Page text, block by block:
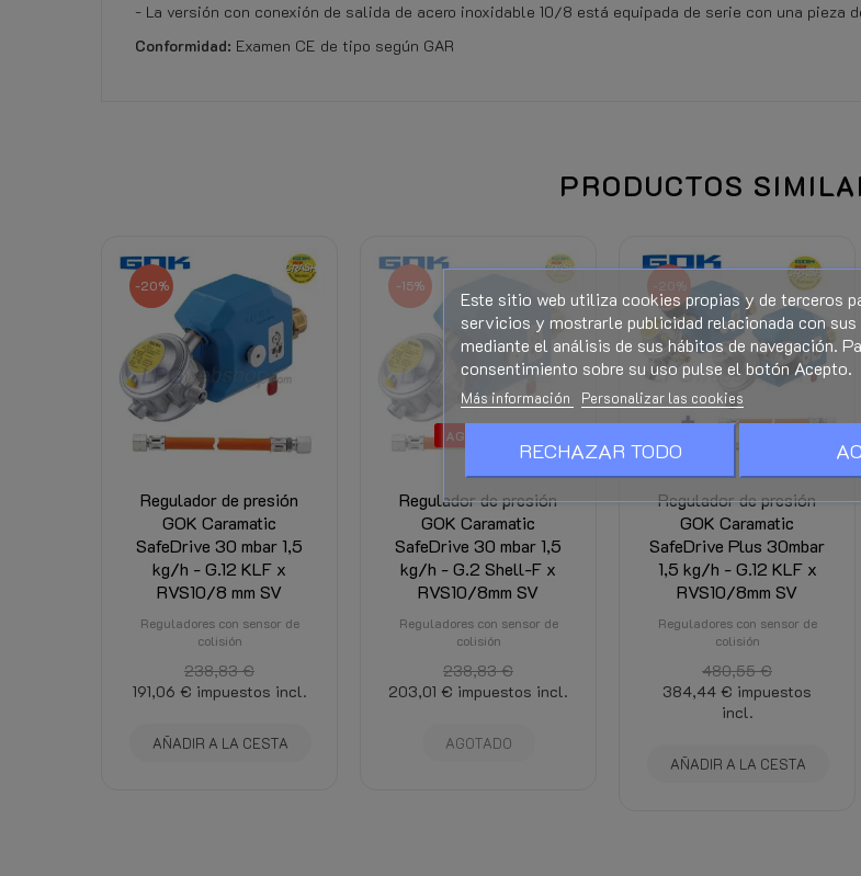
- La versión con conexión de salida de acero inoxidable 10/8 está equipada de serie con una pieza
Conformidad: Examen CE de tipo según GAR
Derecho de retiro
Al conectar
o de
El derecho de
Descargas Manuales y
Productos relacionados Ver la parte
Costos de envío
Se calcula
y los
PRODUCTOS
-20%
Regulador de presión
GOK Caramatic
SafeDrive 30 mbar 1,5
kg/h - G.12 KLF x
RVS10/8 mm SV
Reguladores con sensor de
colisión
238,83 €
191,06 € impuestos incl.
AÑADIR A LA CESTA
AGOTADO
-15%
Regulador de presión
GOK Caramatic
SafeDrive 30 mbar 1,5
kg/h - G.2 Shell-F x
RVS10/8mm SV
Reguladores con sensor de
colisión
238,83 €
203,01 € impuestos incl.
AGOTADO
-20%
Regulador de presión
GOK Caramatic
SafeDrive Plus 30mbar
1,5 kg/h - G.12 KLF x
RVS10/8mm SV
Reguladores con sensor de
colisión
480,55 €
384,44 € impuestos
incl.
AÑADIR A LA CESTA
Este sitio web utiliza cookies propias y de terceros
servicios y mostrarle publicidad relacionada con sus
mediante el análisis de sus hábitos de navegación.
consentimiento sobre su uso pulse el botón Acepto.
Más información Personalizar las cookies
RECHAZAR TODO